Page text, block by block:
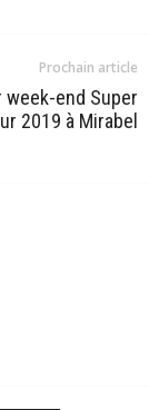
Prochain article
week-end Super
2019 à Mirabel